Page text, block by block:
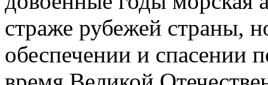
страже рубежей страны,
обеспечении и спасении